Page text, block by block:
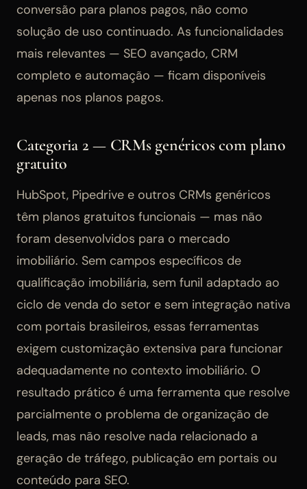
conversão para planos pagos, não como
solução de uso continuado. As funcionalidades
mais relevantes — SEO avançado, CRM
completo e automação — ficam disponíveis
apenas nos planos pagos.
Categoria 2 — CRMs genéricos com plano
gratuito
HubSpot, Pipedrive e outros CRMs genéricos
têm planos gratuitos funcionais — mas não
foram desenvolvidos para o mercado
imobiliário. Sem campos específicos de
qualificação imobiliária, sem funil adaptado ao
ciclo de venda do setor e sem integração nativa
com portais brasileiros, essas ferramentas
exigem customização extensiva para funcionar
adequadamente no contexto imobiliário. O
resultado prático é uma ferramenta que resolve
parcialmente o problema de organização de
leads, mas não resolve nada relacionado a
geração de tráfego, publicação em portais ou
conteúdo para SEO.